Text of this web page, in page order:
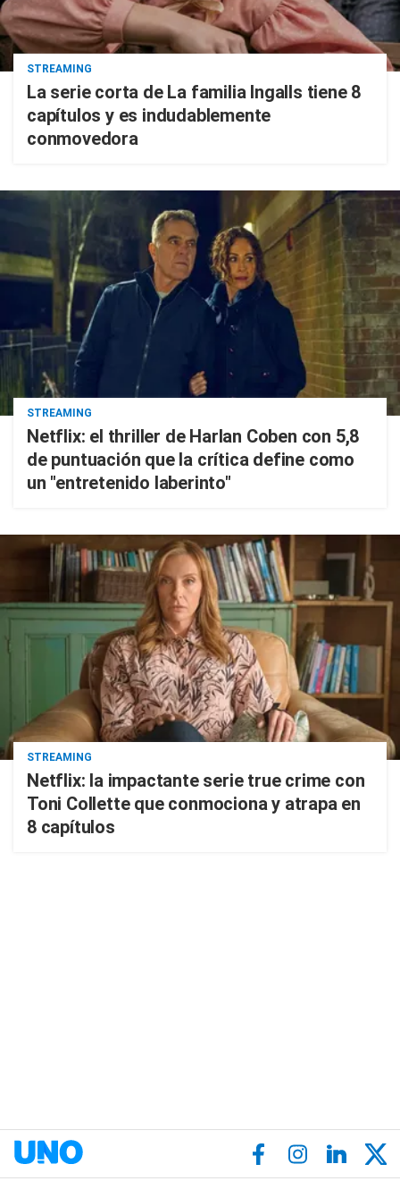
STREAMING
La serie corta de La familia Ingalls tiene 8
capítulos y es indudablemente
conmovedora
STREAMING
Netflix: el thriller de Harlan Coben con 5,8
de puntuación que la crítica define como
un "entretenido laberinto"
STREAMING
Netflix: la impactante serie true crime con
Toni Collette que conmociona y atrapa en
8 capítulos